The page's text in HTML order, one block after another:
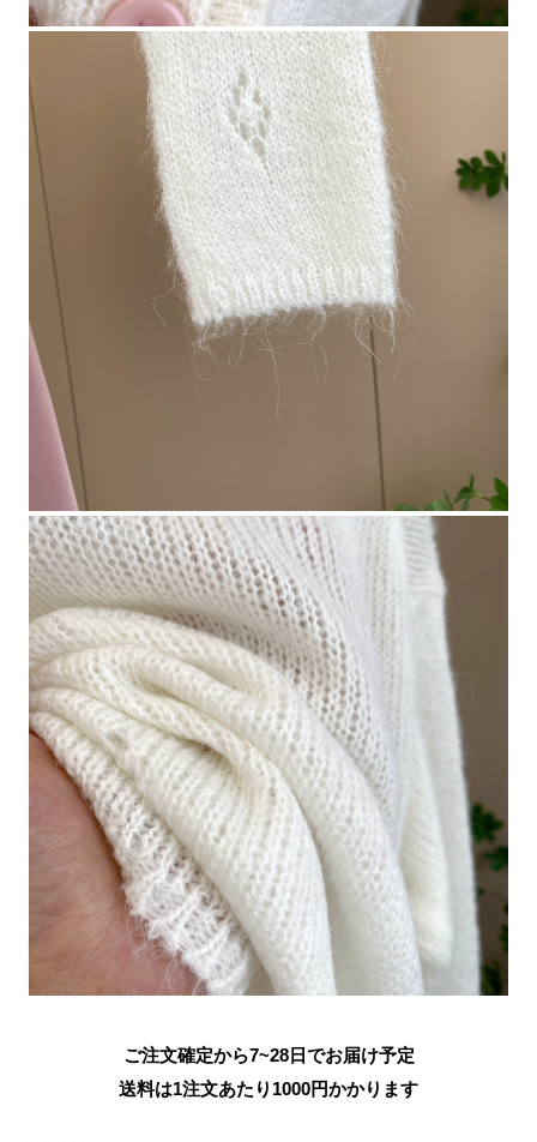
ご注文確定から7~28日でお届け予定
送料は1注文あたり 1000円かかります